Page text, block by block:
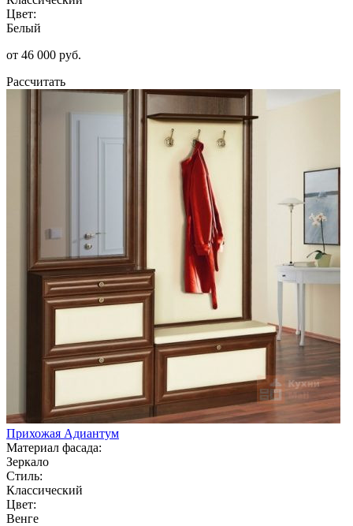
Цвет:
Белый
от 46 000 руб.
Рассчитать
Прихожая Адиантум
Материал фасада:
Зеркало
Стиль:
Классический
Цвет:
Венге